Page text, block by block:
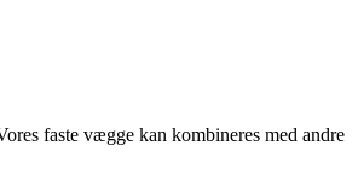
faste vægge kan kombineres med andre